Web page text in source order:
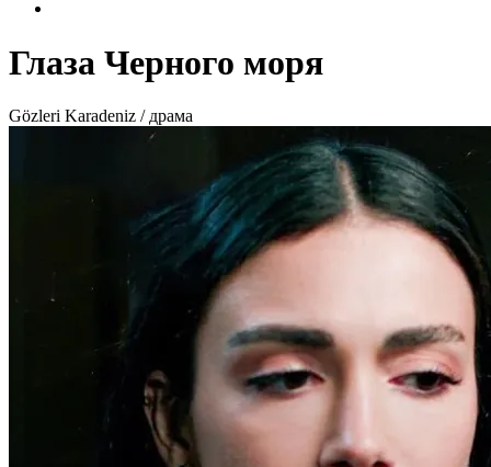
Глаза Черного моря
Gözleri Karadeniz / драма